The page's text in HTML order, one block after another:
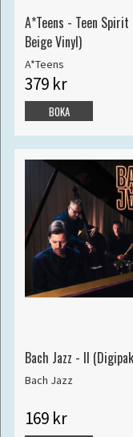
A*Teens - Teen
Beige Vinyl)
A*Teens
379 kr
BOKA
Bach Jazz - II
Bach Jazz
169 kr